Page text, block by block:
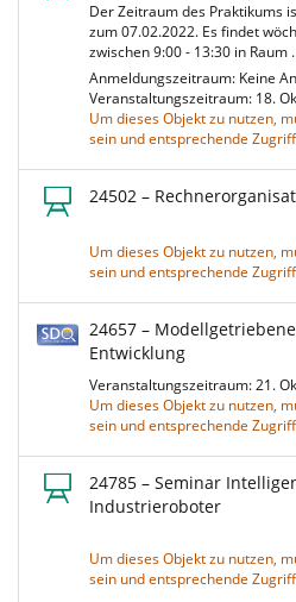
Der Zeitraum des Praktikums
zum 07.02.2022. Es findet
zwischen 9:00 - 13:30 in Raum
Anmeldungszeitraum: Keine
Veranstaltungszeitraum: 18.
Um dieses Objekt zu nutzen,
sein und entsprechende
24502 –
Um dieses Objekt zu nutzen,
sein und entsprechende
24657 –
Entwicklung
Veranstaltungszeitraum: 21.
Um dieses Objekt zu nutzen,
sein und entsprechende
24785 – Seminar
Industrieroboter
Um dieses Objekt zu nutzen,
sein und entsprechende